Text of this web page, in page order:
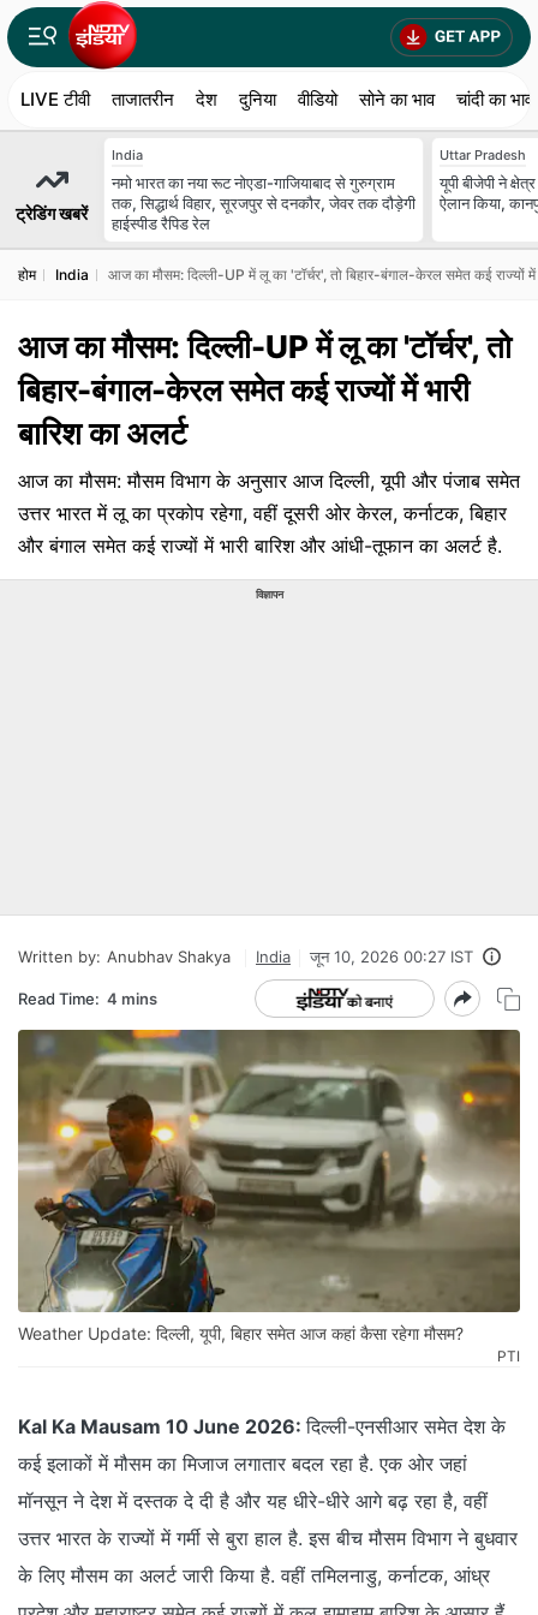
LIVE टीवी ताजातरीन देश दुनिया वीडियो सोने का भाव चांदी का भाव
ट्रेडिंग खबरें
India
नमो भारत का नया रूट नोएडा-गाजियाबाद से गुरुग्राम
तक, सिद्धार्थ विहार, सूरजपुर से दनकौर, जेवर तक दौड़ेगी
हाईस्पीड रैपिड रेल
Uttar Pradesh
यूपी बीजेपी ने
ऐलान किया,
होम India आज का मौसम: दिल्ली-UP में लू का 'टॉर्चर', तो बिहार-बंगाल-केरल समेत कई राज्यों में
आज का मौसम: दिल्ली-UP में लू का 'टॉर्चर', तो
बिहार-बंगाल-केरल समेत कई राज्यों में भारी
बारिश का अलर्ट
आज का मौसम: मौसम विभाग के अनुसार आज दिल्ली, यूपी और पंजाब समेत
उत्तर भारत में लू का प्रकोप रहेगा, वहीं दूसरी ओर केरल, कर्नाटक, बिहार
और बंगाल समेत कई राज्यों में भारी बारिश और आंधी-तूफान का अलर्ट है.
विज्ञापन
Written by: Anubhav Shakya India जून 10, 2026 00:27 IST
Read Time: 4 mins
Weather Update: दिल्ली, यूपी, बिहार समेत आज कहां कैसा रहेगा मौसम?
PTI
Kal Ka Mausam 10 June 2026:दिल्ली-एनसीआर समेत देश के
कई इलाकों में मौसम का मिजाज लगातार बदल रहा है. एक ओर जहां
मॉनसून ने देश में दस्तक दे दी है और यह धीरे-धीरे आगे बढ़ रहा है, वहीं
उत्तर भारत के राज्यों में गर्मी से बुरा हाल है. इस बीच मौसम विभाग ने बुधवार
के लिए मौसम का अलर्ट जारी किया है. वहीं तमिलनाडु, कर्नाटक, आंध्र